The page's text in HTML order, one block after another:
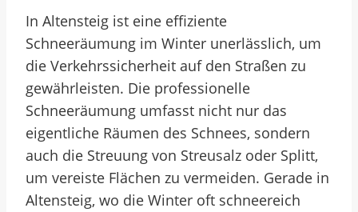
In Altensteig ist eine effiziente
Schneeräumung im Winter unerlässlich, um
die Verkehrssicherheit auf den Straßen zu
gewährleisten. Die professionelle
Schneeräumung umfasst nicht nur das
eigentliche Räumen des Schnees, sondern
auch die Streuung von Streusalz oder Splitt,
um vereiste Flächen zu vermeiden. Gerade in
Altensteig, wo die Winter oft schneereich